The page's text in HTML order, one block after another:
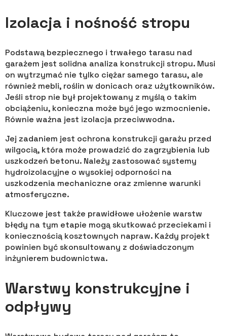
Izolacja i nośność stropu
Podstawą bezpiecznego i trwałego tarasu nad
garażem jest solidna analiza konstrukcji stropu. Musi
on wytrzymać nie tylko ciężar samego tarasu, ale
również mebli, roślin w donicach oraz użytkowników.
Jeśli strop nie był projektowany z myślą o takim
obciążeniu, konieczna może być jego wzmocnienie.
Równie ważna jest izolacja przeciwwodna.
Jej zadaniem jest ochrona konstrukcji garażu przed
wilgocią, która może prowadzić do zagrzybienia lub
uszkodzeń betonu. Należy zastosować systemy
hydroizolacyjne o wysokiej odporności na
uszkodzenia mechaniczne oraz zmienne warunki
atmosferyczne.
Kluczowe jest także prawidłowe ułożenie warstw
błędy na tym etapie mogą skutkować przeciekami i
koniecznością kosztownych napraw. Każdy projekt
powinien być skonsultowany z doświadczonym
inżynierem budownictwa.
Warstwy konstrukcyjne i
odpływy